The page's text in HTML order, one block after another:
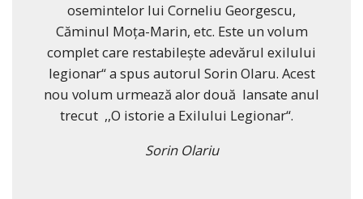
osemintelor lui Corneliu Georgescu,
Căminul Moța-Marin, etc. Este un volum
complet care restabilește adevărul exilului
legionar“ a spus autorul Sorin Olaru. Acest
nou volum urmează alor două lansate anul
trecut ,,O istorie a Exilului Legionar“.
Sorin Olariu